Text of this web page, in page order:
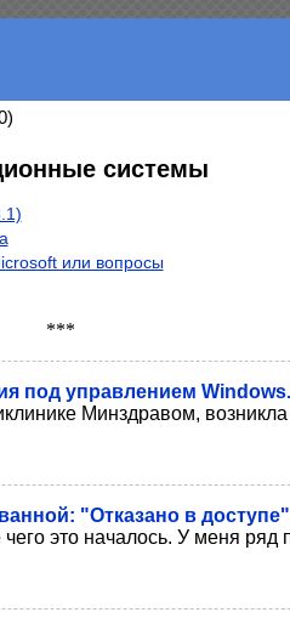
системы
или вопросы
***
под управлением Windows.
Минздравом,
"Отказано в доступе"
это началось. У меня ряд